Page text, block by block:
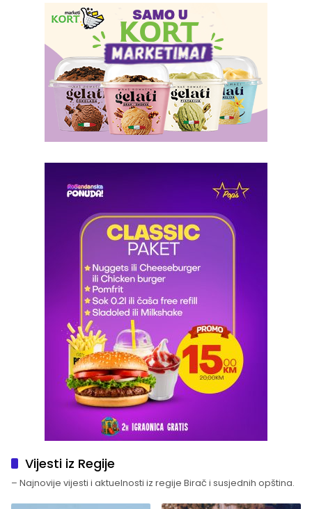
Vijesti iz Regije
– Najnovije vijesti i aktuelnosti iz regije Birač i susjednih opština.